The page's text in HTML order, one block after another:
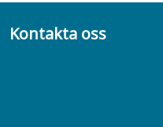
Kontakta oss